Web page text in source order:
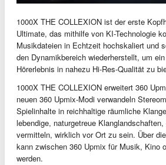
1000X THE COLLEXION ist der erste
Ultimate, das mithilfe von KI-Technologie
Musikdateien in Echtzeit hochskaliert und
den Dynamikbereich wiederherstellt, um
Hörerlebnis in nahezu Hi-Res-Qualität zu
1000X THE COLLEXION erweitert 360
neuen 360 Upmix-Modi verwandeln
Spielinhalte in reichhaltige räumliche
lebendige, naturgetreue
vermitteln, wirklich vor Ort zu sein. Über
kann zwischen 360 Upmix für Musik, Kino
werden.